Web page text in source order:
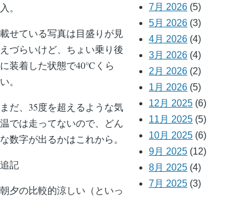
入。
載せている写真は目盛りが見
えづらいけど、ちょい乗り後
に装着した状態で40℃くら
い。
まだ、35度を超えるような気
温では走ってないので、どん
な数字が出るかはこれから。
追記
朝夕の比較的涼しい（といっ
7月 2026 (5)
5月 2026 (3)
4月 2026 (4)
3月 2026 (4)
2月 2026 (2)
1月 2026 (5)
12月 2025 (6)
11月 2025 (5)
10月 2025 (6)
9月 2025 (12)
8月 2025 (4)
7月 2025 (3)